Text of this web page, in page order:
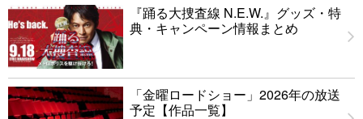
『踊る大捜査線 N.E.W.』グッズ・特
典・キャンペーン情報まとめ
「金曜ロードショー」2026年の放送
予定【作品一覧】